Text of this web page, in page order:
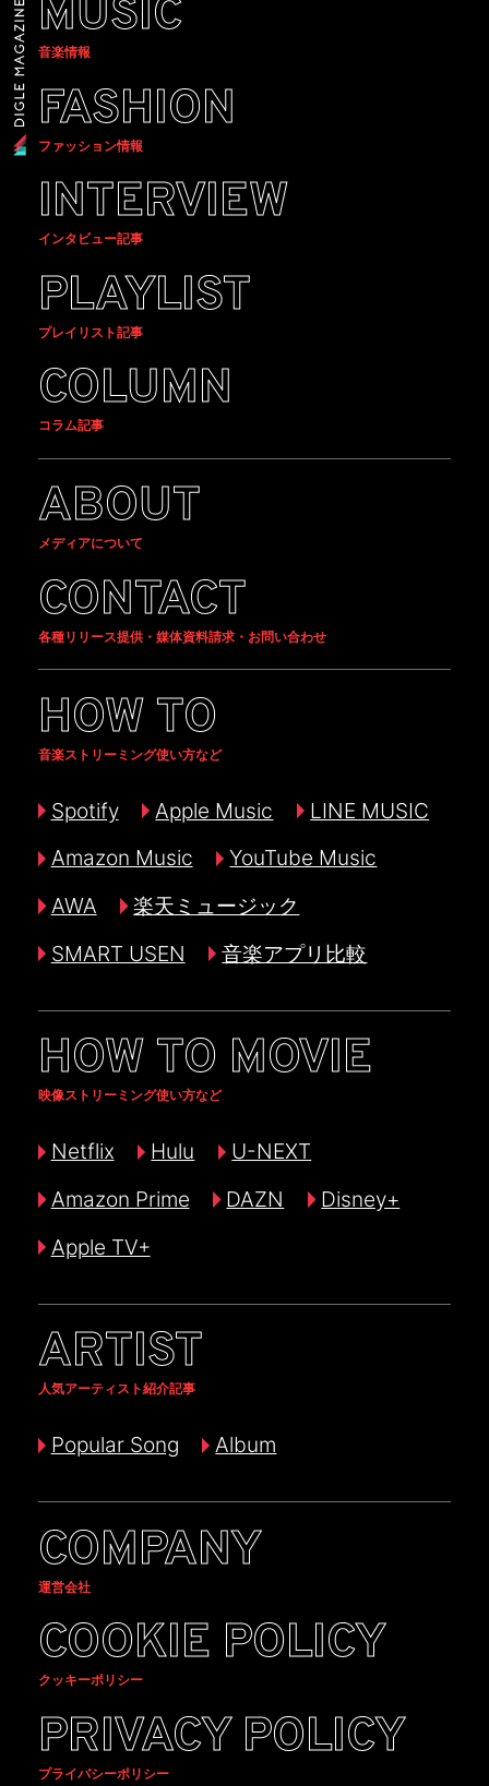
MUSIC
音楽情報
FASHION
ファッション情報
INTERVIEW
インタビュー記事
PLAYLIST
プレイリスト記事
COLUMN
コラム記事
ABOUT
メディアについて
CONTACT
各種リリース提供・媒体資料請求・お問い合わせ
HOW TO
音楽ストリーミング使い方など
Spotify Apple Music
LINE MUSIC
Amazon Music
YouTube Music
AWA
楽天ミュージック
SMART USEN
音楽アプリ比較
HOW TO MOVIE
映像ストリーミング使い方など
Netflix Hulu
U-NEXT
Amazon Prime
DAZN
Disney+
Apple TV+
ARTIST
人気アーティスト紹介記事
Popular Song Album
COMPANY
運営会社
COOKIE POLICY
クッキーポリシー
PRIVACY POLICY
プライバシーポリシー